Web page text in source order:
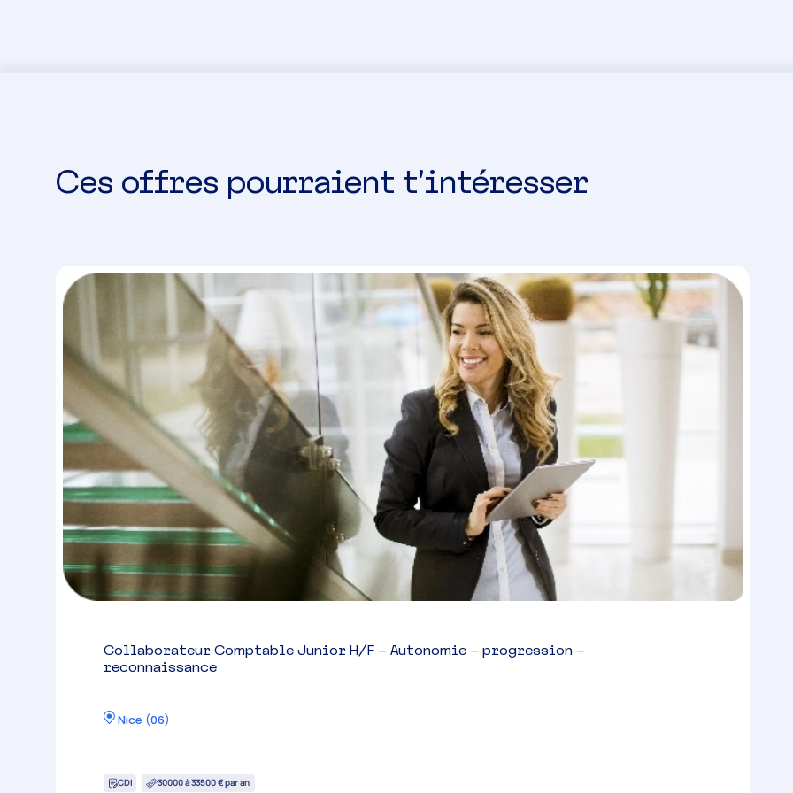
Ces offres pourraient t’intéresser
Collaborateur Comptable Junior H/F – Autonomie – progression –
reconnaissance
Nice(06)
CDI 30000 à 33500 € par an